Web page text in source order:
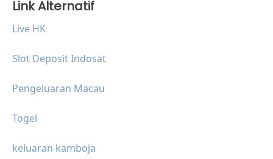
Link Alternatif
Live HK
Slot Deposit Indosat
Pengeluaran Macau
Togel
keluaran kamboja